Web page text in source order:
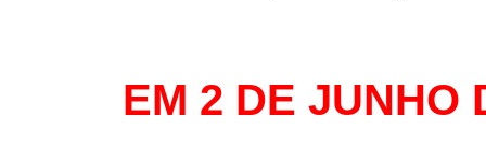
EM 2 DE JUNHO